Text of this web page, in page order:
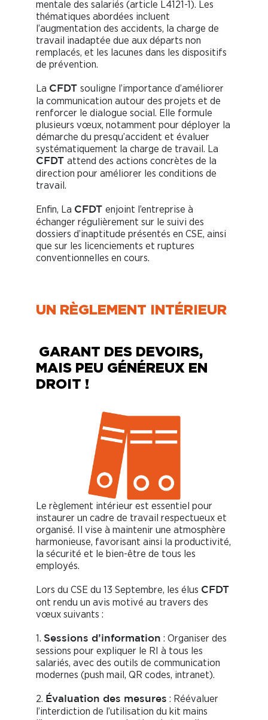
mentale des salariés (article L4121-1). Les
thématiques abordées incluent
l’augmentation des accidents, la charge de
travail inadaptée due aux départs non
remplacés, et les lacunes dans les dispositifs
de prévention.
La C F DT souligne l’importance d’améliorer
la communication autour des projets et de
renforcer le dialogue social. Elle formule
plusieurs vœux, notamment pour déployer la
démarche du presqu’accident et évaluer
systématiquement la charge de travail. La
C F DT attend des actions concrètes de la
direction pour améliorer les conditions de
travail.
Enfin, La CFDT enjoint l’entreprise à
échanger régulièrement sur le suivi des
dossiers d’inaptitude présentés en CSE, ainsi
que sur les licenciements et ruptures
conventionnelles en cours.
UN RÈGLEMENT INTÉRIEUR
GARANT DES DEVOIRS,
MAIS PEU GÉNÉREUX EN
DROIT !
Le règlement intérieur est essentiel pour
instaurer un cadre de travail respectueux et
organisé. Il vise à maintenir une atmosphère
harmonieuse, favorisant ainsi la productivité,
la sécurité et le bien-être de tous les
employés.
Lors du CSE du 13 Septembre, les élus C F DT
ont rendu un avis motivé au travers des
vœux suivants :
1. Sessions d’information : Organiser des
sessions pour expliquer le RI à tous les
salariés, avec des outils de communication
modernes (push mail, QR codes, intranet).
2. Évaluation des mesures : Réévaluer
l’interdiction de l’utilisation du kit mains